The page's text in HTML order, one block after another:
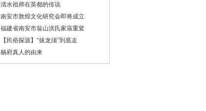
清水祖师在英都的传说
南安市敦煌文化研究会即将成立
福建省南安市翁山洪氏家庙重竖
【民俗探源】“拔龙须”到底走
杨府真人的由来